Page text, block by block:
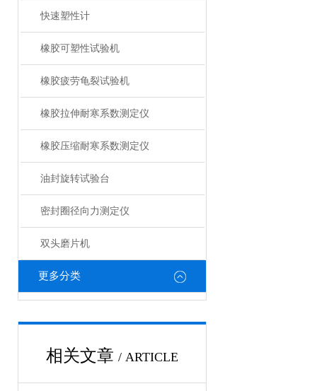
快速塑性计
橡胶可塑性试验机
橡胶疲劳龟裂试验机
橡胶拉伸耐寒系数测定仪
橡胶压缩耐寒系数测定仪
油封旋转试验台
密封圈径向力测定仪
双头磨片机
更多分类
相关文章 / ARTICLE